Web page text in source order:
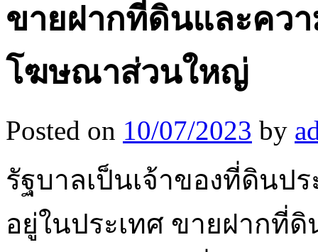
ขายฝากที่ดินและคว
โฆษณาส่วนใหญ่
Posted on 10/07/2023 by
รัฐบาลเป็นเจ้าของที่ดิน
อยู่ในประเทศ ขายฝากที่